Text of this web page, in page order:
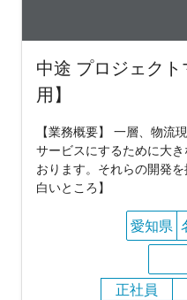
中途 プロジェク
用】
【業務概要】 一層、物流
サービスにするために大
おります。それらの開発
白いところ】
愛知県
正社員